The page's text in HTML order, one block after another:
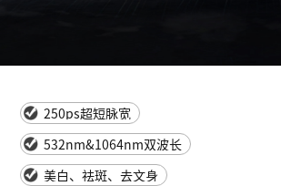
250ps超短脉宽
532nm&1064nm双波长
美白、祛斑、去文身